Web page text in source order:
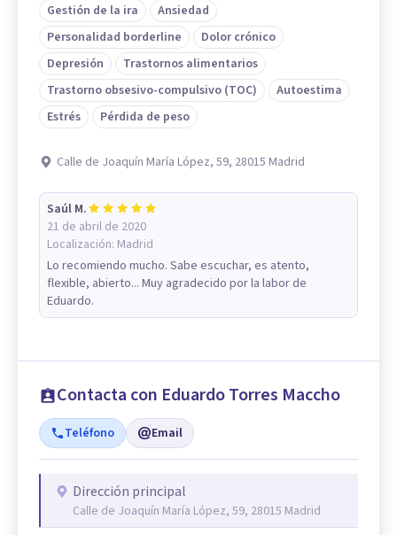
Gestión de la ira
Ansiedad
Personalidad borderline
Dolor crónico
Depresión
Trastornos alimentarios
Trastorno obsesivo-compulsivo (TOC)
Autoestima
Estrés
Pérdida de peso
Calle de Joaquín María López, 59, 28015 Madrid
Saúl M.
21 de abril de 2020
Localización: Madrid
Lo recomiendo mucho. Sabe escuchar, es atento,
flexible, abierto... Muy agradecido por la labor de
Eduardo.
Contacta con Eduardo Torres Maccho
Teléfono Email
Dirección principal
Calle de Joaquín María López, 59, 28015 Madrid